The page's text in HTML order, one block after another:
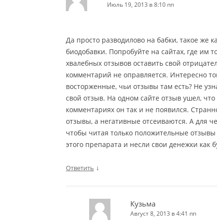
Июль 19, 2013 в 8:10 пп
Да просто разводилово на бабки, такое же
биодобавки. Попробуйте на сайтах, где им
хвалебных отзывов оставить свой
комментарий не оправляется. Интересно
восторженные, чьи отзывы там есть? Не
свой отзыв. На одном сайте отзыв ушел, что
комментариях он так и не появился.
отзывы, а негативные отсеиваются. А для
чтобы читая только положительные
этого препарата и несли свои денежки как
Ответить ↓
Кузьма
Август 8, 2013 в 4:41 пп